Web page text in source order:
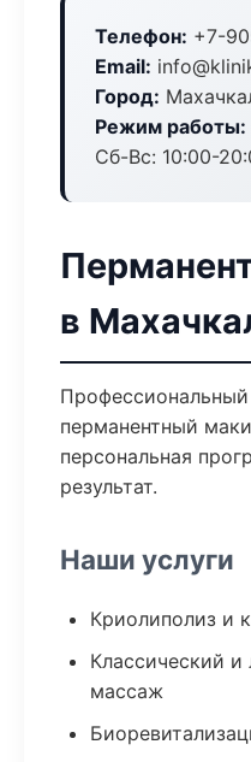
Телефон: +7-
Email:
Город:
Режим работы:
Сб-Вс: 10:00-
в
перманентный
персональная
результат.
Наши услуги
Криолиполиз и
Классический
массаж